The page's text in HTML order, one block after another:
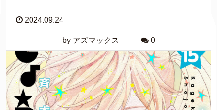
2024.09.24
by アズマックス 0